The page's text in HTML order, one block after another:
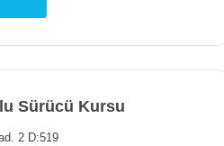
Sürücü Kursu
2 D:519